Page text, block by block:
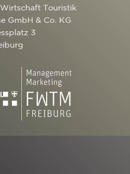
Touristik
GmbH & Co. KG
3